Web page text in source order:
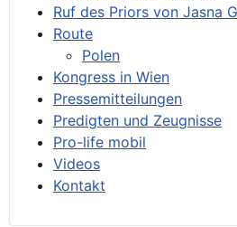
Ruf des Priors von Jasna
Route
Polen
Kongress in Wien
Pressemitteilungen
Predigten und Zeugnisse
Pro-life mobil
Videos
Kontakt